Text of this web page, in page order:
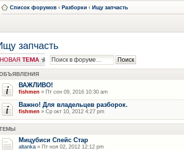
Список форумов ‹ Разборки ‹ Ищу запчасть
запчасть
тема
ВАЖЛИВО!
fishmen » Пт сен 09, 2016 10:30 am
Важно! Для владельцев разборок.
fishmen » Ср окт 10, 2012 4:27 pm
Мицубиси Спейс Стар
altanka » Пт ноя 02, 2012 12:12 pm